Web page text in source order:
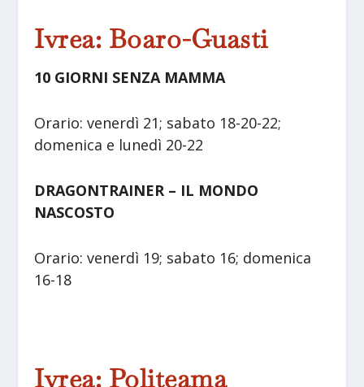
Ivrea: Boaro-Guasti
10 GIORNI SENZA MAMMA
Orario: venerdì 21; sabato 18-20-22;
domenica e lunedì 20-22
DRAGONTRAINER – IL MONDO
NASCOSTO
Orario: venerdì 19; sabato 16; domenica
16-18
Ivrea: Politeama